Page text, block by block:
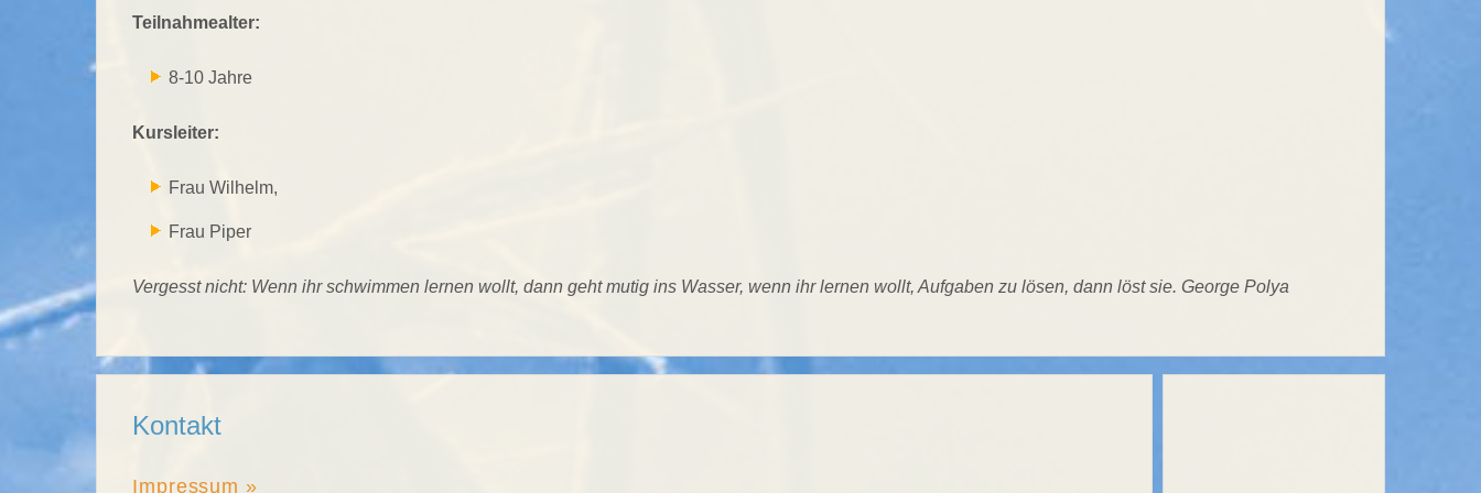
Teilnahmealter:
8-10 Jahre
Kursleiter:
Frau Wilhelm,
Frau Piper
Vergesst nicht: Wenn ihr schwimmen lernen wollt, dann geht mutig ins Wasser, wenn ihr lernen wollt, Aufgaben zu lösen, dann löst sie. George Polya
Kontakt
Impressum »